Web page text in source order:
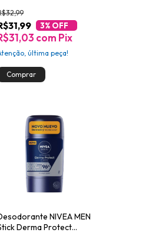
Dry 58g
3% OFF
com Pix
última peça!
NIVEA MEN
Derma Protect